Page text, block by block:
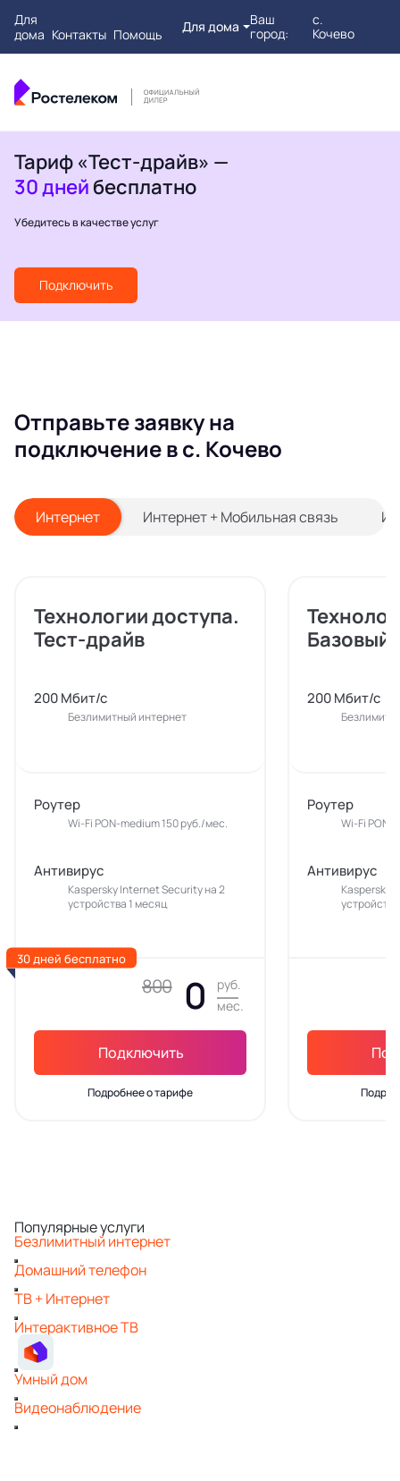
Для
дома Контакты Помощь Для дома
Ваш
город:
с.
Кочево
Тариф «Тест-драйв» —
30 дней бесплатно
Убедитесь в качестве услуг
Подключить
Отправьте заявку на
подключение в с. Кочево
Интернет Интернет + Мобильная связь
Технологии доступа.
Тест-драйв
200 Мбит/с
Безлимитный интернет
Роутер
Wi-Fi PON-medium 150 руб./мес.
Антивирус
Kaspersky Internet Security на 2
устройства 1 месяц
800 0
руб.
мес.
Подключить
Подробнее о тарифе
30 дней бесплатно
Базовый
200 Мбит/с
Роутер
Wi-Fi PON-
Антивирус
Kaspersky
Популярные услуги
Безлимитный интернет
Домашний телефон
ТВ + Интернет
Интерактивное ТВ
Умный дом
Видеонаблюдение